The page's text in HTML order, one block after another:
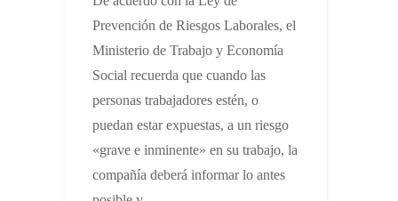
Prevención de Riesgos Laborales, el
Ministerio de Trabajo y Economía
Social recuerda que cuando las
personas trabajadores estén, o
puedan estar expuestas, a un riesgo
«grave e inminente» en su trabajo, la
compañía deberá informar lo antes